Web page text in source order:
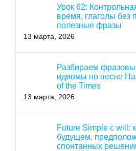
Урок 62:
время, глаголы без
полезные фразы
13 марта, 2026
Разбираем
идиомы по песне
of the Times
13 марта, 2026
Future Simple с will:
будущем,
спонтанных